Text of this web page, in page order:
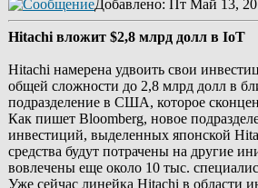
Добавлено: Пт Май 13,
Hitachi вложит $2,8 млрд долл в IoT
Hitachi намерена удвоить свои
общей сложности до 2,8 млрд долл в
подразделение в США, которое
Как пишет Bloomberg, новое
инвестиций, выделенных японской
средства будут потрачены на другие
вовлечены еще около 10 тыс.
Уже сейчас линейка Hitachi в области